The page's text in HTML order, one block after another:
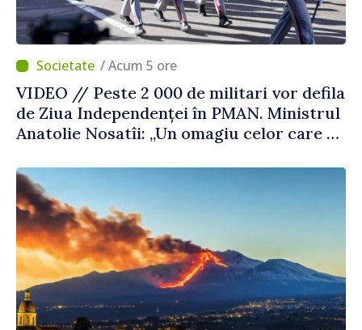
/ Acum 5 ore
VIDEO // Peste 2 000 de militari vor defila
de Ziua Independenței în PMAN. Ministrul
Anatolie Nosatîi: „Un omagiu celor care au